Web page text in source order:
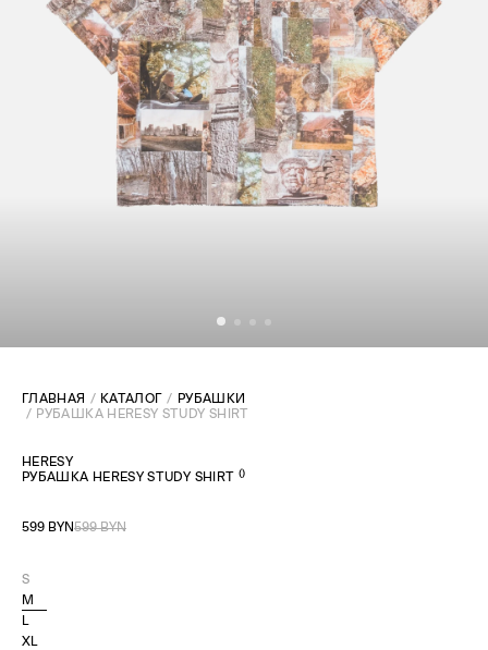
ГЛАВНАЯ КАТАЛОГ
РУБАШКИ
РУБАШКА HERESY STUDY SHIRT
HERESY
РУБАШКА HERESY STUDY SHIRT ()
599 BYN599 BYN
S
M
XL